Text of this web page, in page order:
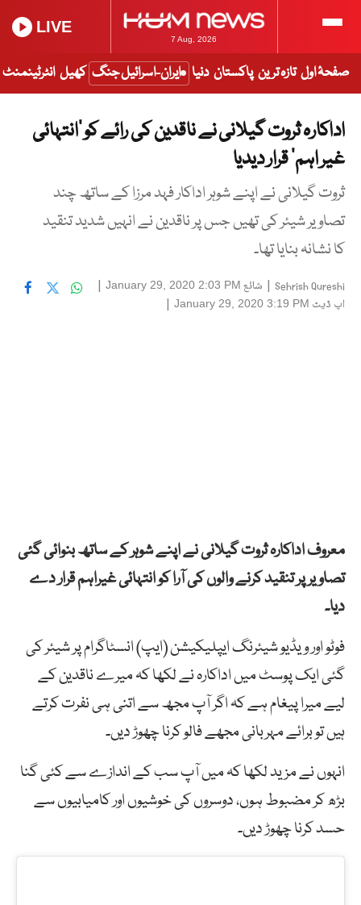
7 Aug, 2026
LIVE
صفحۂ اول تازہ ترین پاکستان دنیا ایران-اسرائیل جنگ کھیل انٹرٹینمنٹ
اداکارہ ثروت گیلانی نے ناقدین کی رائے کو ’انتہائی
غیر اہم‘ قرار دیدیا
ثروت گیلانی نے اپنے شوہر اداکار فہد مرزا کے ساتھ چند
تصاویر شیئر کی تھیں جس پر ناقدین نے انہیں شدید تنقید
کا نشانہ بنایا تھا۔
Sehrish Qureshi
| شائع January 29, 2020 2:03 PM
|
اپ ڈیٹ January 29, 2020 3:19 PM
|
معروف اداکارہ ثروت گیلانی نے اپنے شوہر کے ساتھ بنوائی گئی
تصاویر پر تنقید کرنے والوں کی آرا کو انتہائی غیراہم قرار دے
دیا۔
فوٹو اور ویڈیو شیئرنگ ایپلیکیشن (ایپ) انسٹاگرام پر شیئر کی
گئی ایک پوسٹ میں اداکارہ نے لکھا کہ میرے ناقدین کے
لیے میرا پیغام ہے کہ اگر آپ مجھ سے اتنی ہی نفرت کرتے
ہیں تو برائے مہربانی مجھے فالو کرنا چھوڑ دیں۔
انہوں نے مزید لکھا کہ میں آپ سب کے اندازے سے کئی گنا
بڑھ کر مضبوط ہوں، دوسروں کی خوشیوں اور کامیابیوں سے
حسد کرنا چھوڑ دیں۔